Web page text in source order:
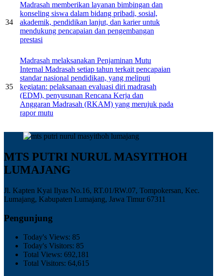
34
Madrasah memberikan layanan bimbingan dan
konseling siswa dalam bidang pribadi, sosial,
akademik, pendidikan lanjut, dan karier untuk
mendukung pencapaian dan pengembangan
prestasi
35
Madrasah melaksanakan Penjaminan Mutu
Internal Madrasah setiap tahun terkait pencapaian
standar nasional pendidikan, yang meliputi
kegiatan: pelaksanaan evaluasi diri madrasah
(EDM), penyusunan Rencana Kerja dan
Anggaran Madrasah (RKAM) yang merujuk pada
rapor mutu
MTS PUTRI NURUL MASYITHOH
LUMAJANG
Jl. Kapten Kyai Ilyas No.16, RT.01/RW.07, Tompokersan, Kec.
Lumajang, Kabupaten Lumajang, Jawa Timur 67311
Pengunjung
Today's Views: 85
Today's Visitors: 85
Total Views: 692,181
Total Visitors: 64,615